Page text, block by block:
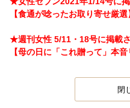
【食通が唸ったお取り寄せ厳
★週刊女性 5/11・18号に掲載
【母の日に「これ贈って」本
閉